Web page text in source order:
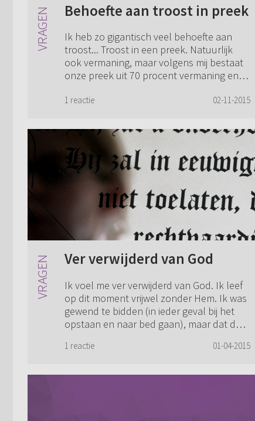
Behoefte aan troost in preek
Ik heb zo gigantisch veel behoefte aan
troost... Troost in een preek. Natuurlijk
ook vermaning, maar volgens mij bestaat
onze preek uit 70 procent vermaning en
1 reactie 02-11-2015
Ver verwijderd van God
Ik voel me ver verwijderd van God. Ik leef
op dit moment vrijwel zonder Hem. Ik was
gewend te bidden (in ieder geval bij het
opstaan en naar bed gaan), maar dat doe
1 reactie 01-04-2015